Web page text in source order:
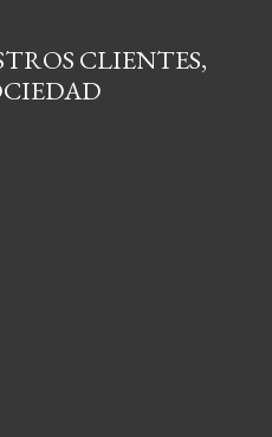
CLIENTES,